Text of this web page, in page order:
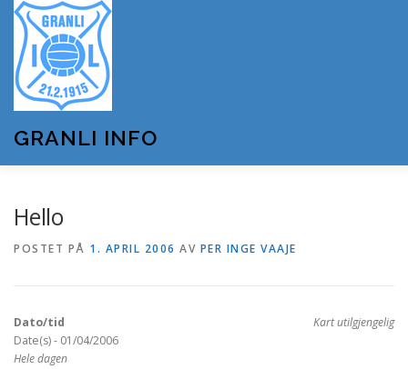
innhold
GRANLI INFO
OM GRANLI INFO
Hello
POSTET PÅ 1. APRIL 2006 AV PER INGE VAAJE
Kart utilgjengelig
Dato/tid
Date(s) - 01/04/2006
Hele dagen